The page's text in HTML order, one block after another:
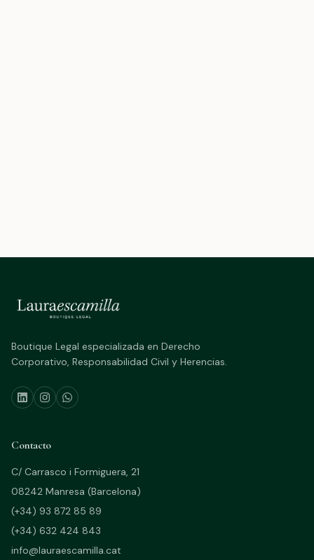
Boutique Legal especializada en Derecho
Corporativo, Responsabilidad Civil y Herencias.
Contacto
C/ Carrasco i Formiguera, 21
08242 Manresa (Barcelona)
(+34) 93 872 85 89
(+34) 632 424 843
info@lauraescamilla.cat